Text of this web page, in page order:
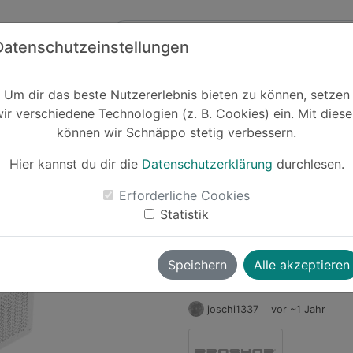
Um dir das beste Nutzererlebnis bieten zu können, setzen
verschiedene Technologien (z. B. Cookies) ein. Mit
können wir Schnäppo stetig verbessern.
Hier kannst du dir die Datenschutzerklärung durchlesen.
Erforderliche Cookies
Statistik
Speichern Alle akzeptieren
Cashback
-17%
Demo-
White
ATX 3.0 -
joschi1337 vor ~1 Jahr